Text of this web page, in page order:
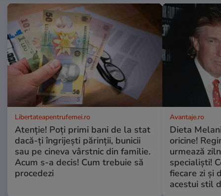
Libertateapentrufemei.ro
Atenție! Poți primi bani de la stat
dacă-ți îngrijești părinții, bunicii
sau pe cineva vârstnic din familie.
Acum s-a decis! Cum trebuie să
procedezi
Avantaje.ro
Dieta
oricine!
urmează
specialiști!
fiecare zi și
acestui stil